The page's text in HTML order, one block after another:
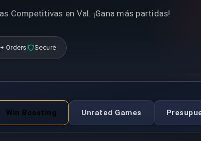
Competitivas en Val. ¡Gana más partidas!
Orders Secure
Win Boosting Unrated Games